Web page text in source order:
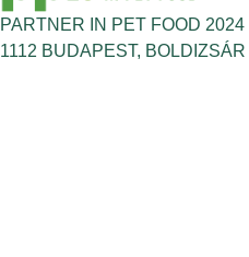
PARTNER IN PET FOOD 2024
1112 BUDAPEST,